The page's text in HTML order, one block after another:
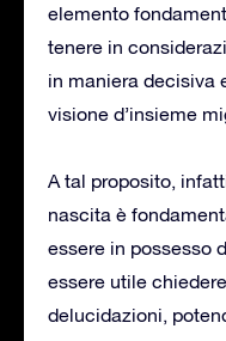
elemento
tenere in
in maniera decisiva
visione d’insieme
A tal proposito,
nascita è
essere in possesso
essere utile
delucidazioni,